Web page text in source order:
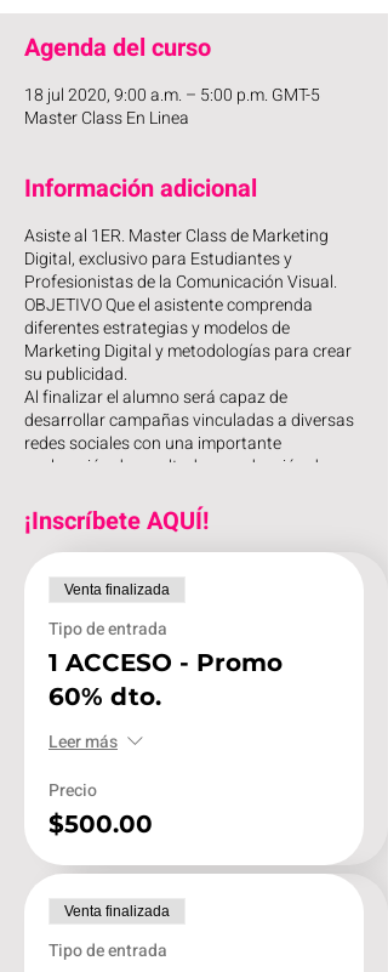
Agenda del curso
18 jul 2020, 9:00 a.m. – 5:00 p.m. GMT-5
Master Class En Linea
Información adicional
Asiste al 1ER. Master Class de Marketing
Digital, exclusivo para Estudiantes y
Profesionistas de la Comunicación Visual.
OBJETIVO Que el asistente comprenda
diferentes estrategias y modelos de
Marketing Digital y metodologías para crear
su publicidad.
Al finalizar el alumno será capaz de
desarrollar campañas vinculadas a diversas
redes sociales con una importante
aceleración de resultados y reducción de
PERFIL DE ALUMNO Estudiantes o
profesionistas de Diseño gráfico,
comunicación, publicidad, mercadotecnia o
áreas afines. Encargados de ventas o
departamentos de publicidad en empresas
del sector privado o áreas educativas.
¡Inscríbete AQUÍ!
Venta finalizada
Tipo de entrada
1 ACCESO - Promo
60% dto.
Leer más
Precio
$500.00
Venta finalizada
Tipo de entrada